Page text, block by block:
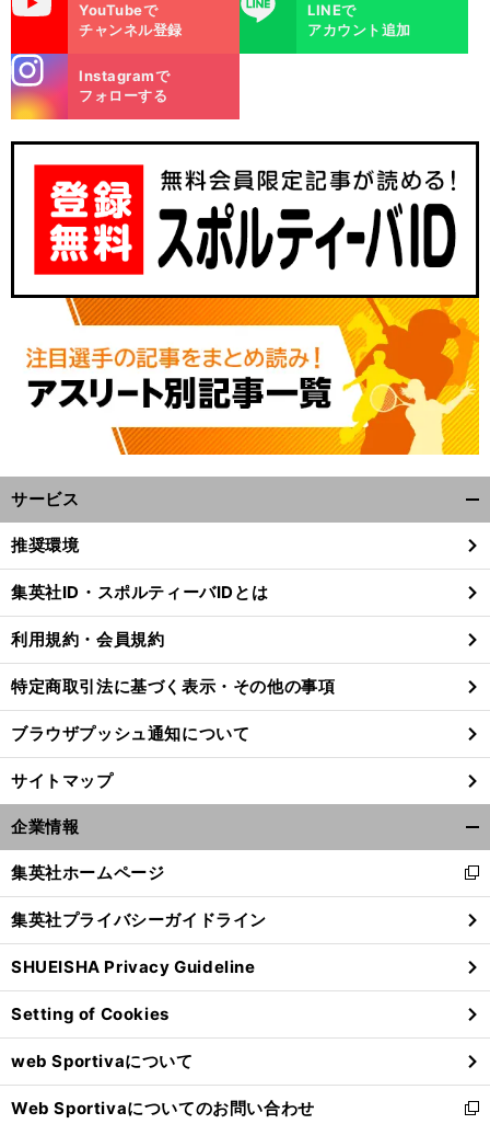
。
前
へ
YouTubeで
チャンネル登録
LINEで
アカウント追加
m
Instagramで
フォローする
サービス
閉
る
推奨環境
集英社ID・スポルティーバIDとは
利用規約・会員規約
特定商取引法に基づく表示・その他の事項
ブラウザプッシュ通知について
サイトマップ
企業情報
閉
る
集英社ホームページ
新
し
い
ウ
ィ
ン
ド
ウ
で
開
く
集英社プライバシーガイドライン
SHUEISHA Privacy Guideline
Setting of Cookies
web Sportivaについて
Web Sportivaについてのお問い合わせ
新